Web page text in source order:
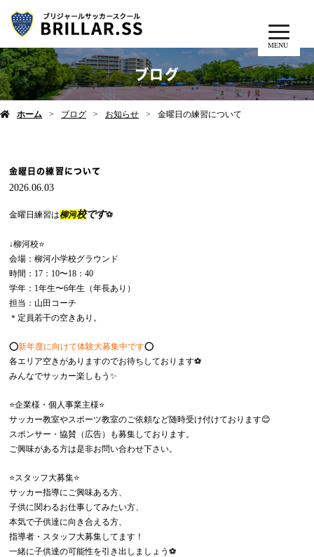
MENU
ブログ
ホーム ブログ お知らせ 金曜日の練習について
金曜日の練習について
2026.06.03
金曜日練習は柳河校です⚽️
↓柳河校⭐️
会場：柳河小学校グラウンド
時間：17：10〜18：40
学年：1年生〜6年生（年長あり）
担当：山田コーチ
＊定員若干の空きあり。
⭕️新年度に向けて体験大募集中です⭕️
各エリア空きがありますのでお待ちしております⚽️
みんなでサッカー楽しもう✨
⭐️企業様・個人事業主様⭐️
サッカー教室やスポーツ教室のご依頼など随時受け付けております😊
スポンサー・協賛（広告）も募集しております。
ご興味がある方は是非お問い合わせ下さい。
⭐️スタッフ大募集⭐️
サッカー指導にご興味ある方、
子供に関わるお仕事してみたい方、
本気で子供達に向き合える方、
指導者・スタッフ大募集してます！
一緒に子供達の可能性を引き出しましょう⚽️